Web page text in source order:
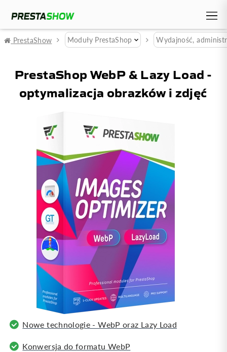
PrestaShow Moduły PrestaShop Wydajność,
PrestaShop WebP & Lazy Load -
optymalizacja obrazków i zdjęć
Nowe technologie - WebP oraz Lazy Load
Konwersja do formatu WebP